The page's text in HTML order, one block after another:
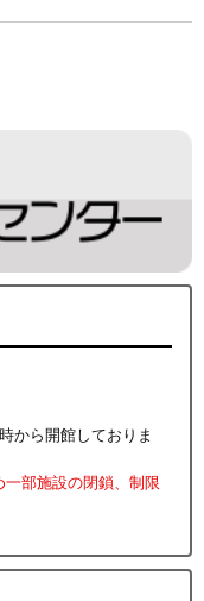
から開館しておりま
部施設の閉鎖、制限